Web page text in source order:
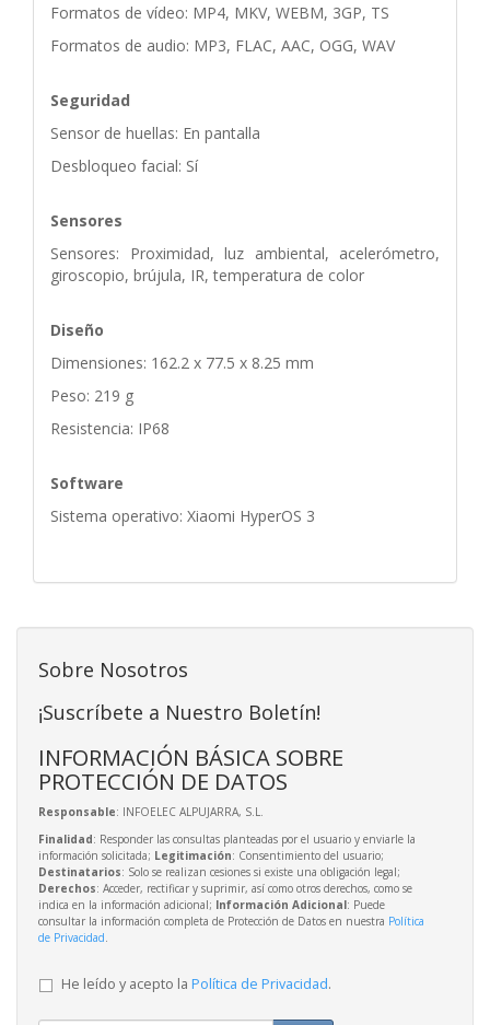
Formatos de vídeo: MP4, MKV, WEBM, 3GP, TS
Formatos de audio: MP3, FLAC, AAC, OGG, WAV
Seguridad
Sensor de huellas: En pantalla
Desbloqueo facial: Sí
Sensores
Sensores: Proximidad, luz ambiental, acelerómetro,
giroscopio, brújula, IR, temperatura de color
Diseño
Dimensiones: 162.2 x 77.5 x 8.25 mm
Peso: 219 g
Resistencia: IP68
Software
Sistema operativo: Xiaomi HyperOS 3
Sobre Nosotros
¡Suscríbete a Nuestro Boletín!
INFORMACIÓN BÁSICA SOBRE
PROTECCIÓN DE DATOS
Responsable: INFOELEC ALPUJARRA, S.L.
Finalidad: Responder las consultas planteadas por el usuario y enviarle la
información solicitada; Legitimación: Consentimiento del usuario;
Destinatarios: Solo se realizan cesiones si existe una obligación legal;
Derechos: Acceder, rectificar y suprimir, así como otros derechos, como se
indica en la información adicional; Información Adicional: Puede
consultar la información completa de Protección de Datos en nuestra Política
de Privacidad
He leído y acepto la Política de Privacidad.